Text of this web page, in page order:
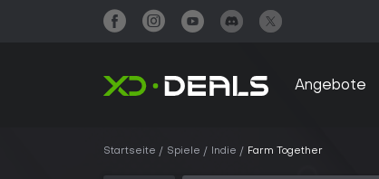
Angebote
Startseite Spiele Indie Farm Together